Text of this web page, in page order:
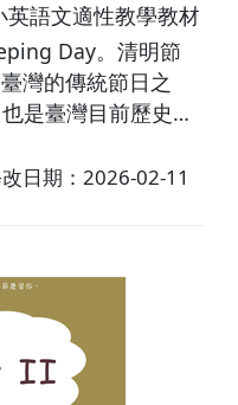
語文適性教學教材研
Day。清明節
灣的傳統節日之
是臺灣目前歷史最
訂出來的節日，這
乎所有臺灣人可以
而非經常祭拜祖
日子來讓人民可以
片最後利用練習題
。
日期：2026-02-11